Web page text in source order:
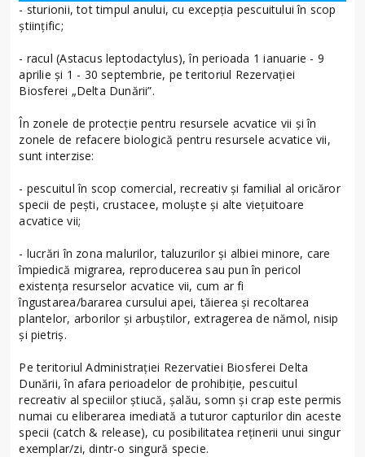
- sturionii, tot timpul anului, cu excepția pescuitului în scop
științific;
- racul (Astacus leptodactylus), în perioada 1 ianuarie - 9
aprilie și 1 - 30 septembrie, pe teritoriul Rezervației
Biosferei „Delta Dunării”.
În zonele de protecție pentru resursele acvatice vii și în
zonele de refacere biologică pentru resursele acvatice vii,
sunt interzise:
- pescuitul în scop comercial, recreativ și familial al oricăror
specii de pești, crustacee, moluște și alte viețuitoare
acvatice vii;
- lucrări în zona malurilor, taluzurilor și albiei minore, care
împiedică migrarea, reproducerea sau pun în pericol
existența resurselor acvatice vii, cum ar fi
îngustarea/bararea cursului apei, tăierea și recoltarea
plantelor, arborilor și arbuștilor, extragerea de nămol, nisip
și pietriș.
Pe teritoriul Administrației Rezervatiei Biosferei Delta
Dunării, în afara perioadelor de prohibiție, pescuitul
recreativ al speciilor știucă, șalău, somn și crap este permis
numai cu eliberarea imediată a tuturor capturilor din aceste
specii (catch & release), cu posibilitatea reținerii unui singur
exemplar/zi, dintr-o singură specie.